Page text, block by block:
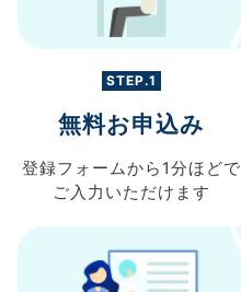
STEP.1
無料お申込み
登録フォームから 1分ほどで
ご入力 いただけます